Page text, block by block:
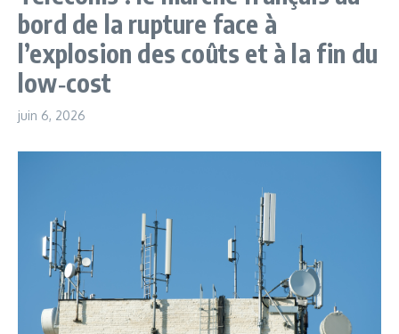
bord de la rupture face à
l’explosion des coûts et à la fin du
low‑cost
juin 6, 2026